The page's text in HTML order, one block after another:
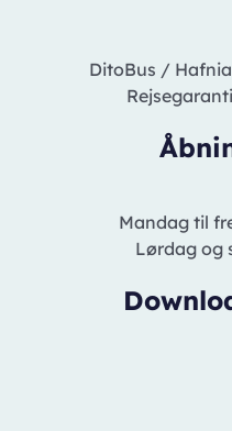
DitoBus /
Mandag til
Lørdag og